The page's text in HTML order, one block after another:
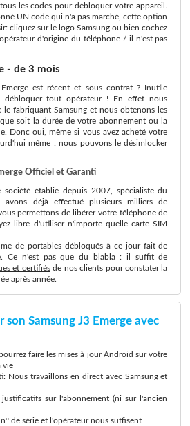
les codes pour débloquer votre appareil.
UN code qui n'a pas marché, cette option
cliquez sur le logo Samsung ou bien cochez
d'origine du téléphone / il n'est pas
- de 3 mois
est récent et sous contrat ? Inutile
tout opérateur ! En effet nous
le fabriquant Samsung et nous obtenons les
soit la durée de votre abonnement ou la
Donc oui, même si vous avez acheté votre
même : nous pouvons le désimlocker
Officiel et Garanti
société établie depuis 2007, spécialiste du
avons déjà effectué plusieurs milliers de
permettons de libérer votre téléphone de
libre d'utiliser n'importe quelle carte SIM
de portables débloqués à ce jour fait de
Ce n'est pas que du blabla : il suffit de
et certifiésde nos clients pour constater la
après année.
Samsung J3 Emerge avec
faire les mises à jour Android sur votre
vie
Nous travaillons en direct avec Samsung et
sur l'abonnement (ni sur l'ancien
de série et l'opérateur nous suffisent